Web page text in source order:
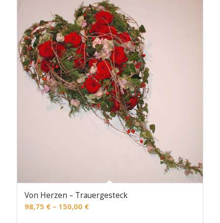
Von Herzen – Trauergesteck
98,75 €– 150,00 €